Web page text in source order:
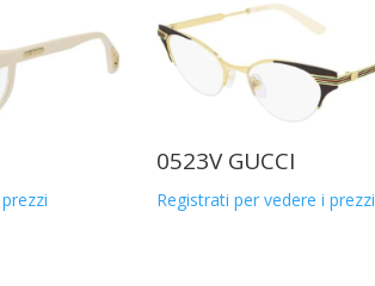
0523V GUCCI
Registrati per vedere i prezzi